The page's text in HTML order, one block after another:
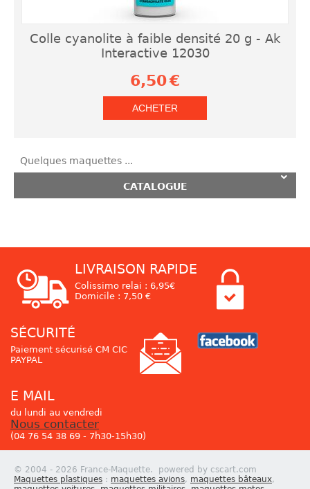
Colle cyanolite à faible densité 20 g - Ak
Interactive 12030
6,50€
ACHETER
Quelques maquettes ...
CATALOGUE
LIVRAISON RAPIDE
Colissimo relai : 6,95€
Domicile : 7,50 €
SÉCURITÉ
Paiement sécurisé CM CIC
PAYPAL
E MAIL
du lundi au vendredi
Nous contacter
(04 76 54 38 69 - 7h30-15h30)
© 2004 - 2026 France-Maquette. powered by cscart.com
Maquettes plastiques : maquettes avions, maquettes bâteaux,